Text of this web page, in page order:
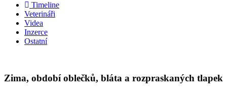
Timeline
Veterináři
Videa
Inzerce
Ostatní
Zima, období oblečků, bláta a rozpraskaných tlapek